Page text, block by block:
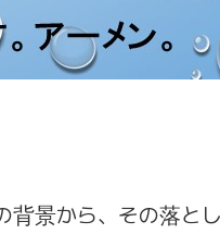
景から、その落と